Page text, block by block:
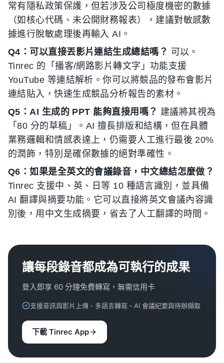
常有隱私政策保護，但若涉及公司極度機密的數據
（如核心代碼、未公開財務報表），建議對敏感數
據進行脫敏處理後再輸入 AI。
Q4：可以直接丟影片連結生成總結嗎？ 可以。
Tinrec 的「播客/網路影片轉文字」功能支援
YouTube 等連結解析。你可以將競品的發布會影片
連結貼入，快速生成競品分析報告的素材。
Q5：AI 生成的 PPT 能夠直接用嗎？ 建議將其視為
「80 分的草稿」。AI 擅長排版和結構，但在具體
業務邏輯和情感表達上，仍需要人工進行最後 20%
的潤飾，特別是確保數據的絕對準確性。
Q6：如果是全英文的會議錄音，中文總結怎麼做？
Tinrec 支援中、英、日等 10 種語言識別，並具備
AI 翻譯與摘要功能。它可以直接將英文會議內容識
別後，用中文生成摘要，省去了人工翻譯的時間。
讓每段錄音都成為可執行的成果
登入即享 60 分鐘免費轉寫，無需信用卡
支援音訊與影片上傳、多語言轉寫、AI 會議紀要與待辦擷取
下載 Tinrec App